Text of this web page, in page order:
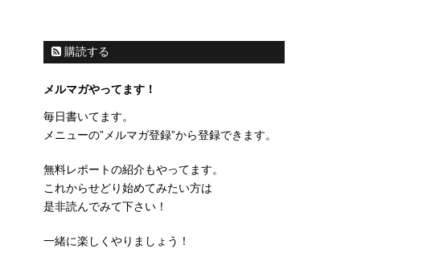
購読する
メルマガやってます！
毎日書いてます。
メニューの”メルマガ登録”から登録できます。
無料レポートの紹介もやってます。
これからせどり始めてみたい方は
是非読んでみて下さい！
一緒に楽しくやりましょう！